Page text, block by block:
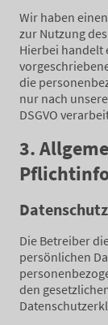
Wir haben
zur Nutzung
Hierbei handelt
die
nur nach
DSGVO
3.
Datenschutz
Die Betreiber
persönlichen
den